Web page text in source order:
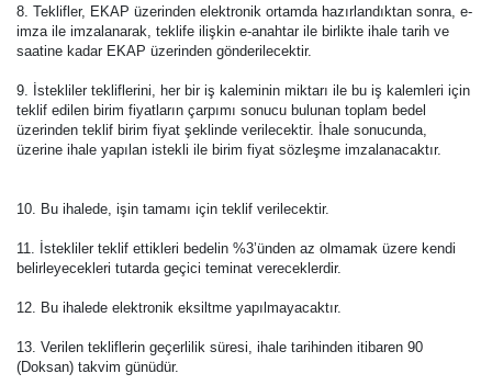
8. Teklifler, EKAP üzerinden elektronik ortamda hazırlandıktan sonra, e-
imza ile imzalanarak, teklife ilişkin e-anahtar ile birlikte ihale tarih ve
saatine kadar EKAP üzerinden gönderilecektir.
9. İstekliler tekliflerini, her bir iş kaleminin miktarı ile bu iş kalemleri için
teklif edilen birim fiyatların çarpımı sonucu bulunan toplam bedel
üzerinden teklif birim fiyat şeklinde verilecektir. İhale sonucunda,
üzerine ihale yapılan istekli ile birim fiyat sözleşme imzalanacaktır.
10. Bu ihalede, işin tamamı için teklif verilecektir.
11. İstekliler teklif ettikleri bedelin %3’ünden az olmamak üzere kendi
belirleyecekleri tutarda geçici teminat vereceklerdir.
12. Bu ihalede elektronik eksiltme yapılmayacaktır.
13. Verilen tekliflerin geçerlilik süresi, ihale tarihinden itibaren 90
(Doksan) takvim günüdür.